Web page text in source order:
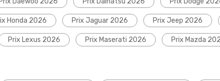
Honda 2026 Prix Jaguar 2026 Prix Jeep 2026
Prix Lexus 2026 Prix Maserati 2026 Prix Mazda